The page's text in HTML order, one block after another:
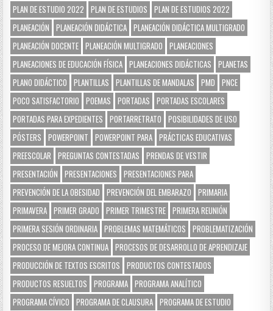
PLAN DE ESTUDIO 2022
PLAN DE ESTUDIOS
PLAN DE ESTUDIOS 2022
PLANEACIÓN
PLANEACIÓN DIDÁCTICA PLANEACIÓN DIDÁCTICA MULTIGRADO
PLANEACIÓN DOCENTE PLANEACIÓN MULTIGRADO
PLANEACIONES
PLANEACIONES DE EDUCACIÓN FÍSICA PLANEACIONES DIDÁCTICAS
PLANETAS
PLANO DIDÁCTICO
PLANTILLAS PLANTILLAS DE MANDALAS PMD
PNCE
POCO SATISFACTORIO
POEMAS PORTADAS
PORTADAS ESCOLARES
PORTADAS PARA EXPEDIENTES
PORTARRETRATO
POSIBILIDADES DE USO
PÓSTERS
POWERPOINT POWERPOINT PARA PRÁCTICAS EDUCATIVAS
PREESCOLAR
PREGUNTAS CONTESTADAS
PRENDAS DE VESTIR
PRESENTACIÓN
PRESENTACIONES
PRESENTACIONES PARA
PREVENCIÓN DE LA OBESIDAD
PREVENCIÓN DEL EMBARAZO
PRIMARIA
PRIMAVERA PRIMER GRADO PRIMER TRIMESTRE PRIMERA REUNIÓN
PRIMERA SESIÓN ORDINARIA PROBLEMAS MATEMÁTICOS
PROBLEMATIZACIÓN
PROCESO DE MEJORA CONTINUA PROCESOS DE DESARROLLO DE APRENDIZAJE
PRODUCCIÓN DE TEXTOS ESCRITOS
PRODUCTOS CONTESTADOS
PRODUCTOS RESUELTOS
PROGRAMA PROGRAMA ANALÍTICO
PROGRAMA CÍVICO
PROGRAMA DE CLAUSURA PROGRAMA DE ESTUDIO